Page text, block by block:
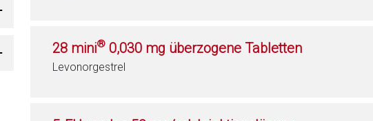
28 mini® 0,030 mg überzogene Tabletten
Levonorgestrel